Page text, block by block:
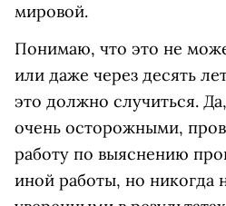
мировой.
Понимаю, что это не
или даже через десять
это должно случиться.
очень осторожными,
работу по выяснению
иной работы, но никогда